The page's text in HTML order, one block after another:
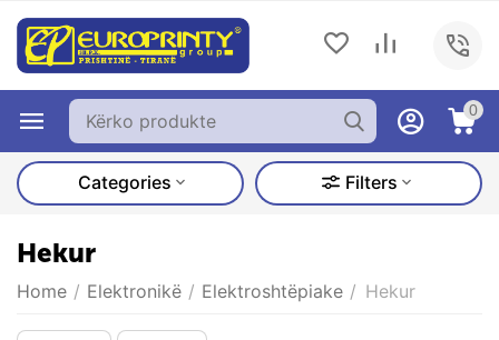
0
Categories Filters
Hekur
Home / Elektronikë / Elektroshtëpiake / Hekur